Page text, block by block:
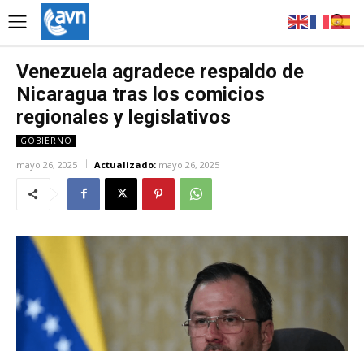
Venezuela agradece respaldo de
Nicaragua tras los comicios
regionales y legislativos
GOBIERNO
mayo 26, 2025 Actualizado: mayo 26, 2025